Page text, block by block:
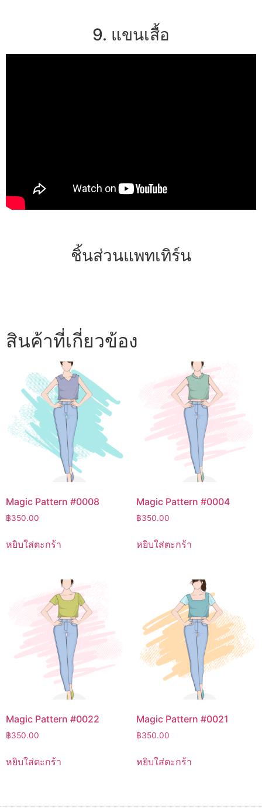
9. แขนเสื้อ
ชิ้นส่วนแพทเทิร์น
สินค้าที่เกี่ยวข้อง
Magic Pattern #0008
฿350.00
หยิบใส่ตะกร้า
Magic Pattern #0004
฿350.00
หยิบใส่ตะกร้า
Magic Pattern #0022
฿350.00
หยิบใส่ตะกร้า
Magic Pattern #0021
฿350.00
หยิบใส่ตะกร้า